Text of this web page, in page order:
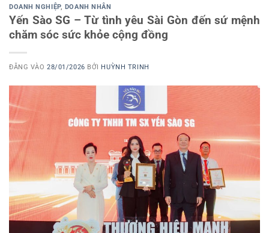
DOANH NGHIỆP, DOANH NHÂN
Yến Sào SG – Từ tình yêu Sài Gòn đến sứ mệnh
chăm sóc sức khỏe cộng đồng
ĐĂNG VÀO28/01/2026 BỞI HUỲNH TRINH